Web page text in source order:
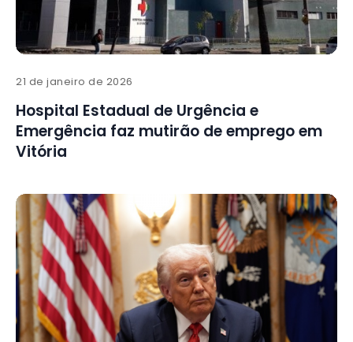
21 de janeiro de 2026
Hospital Estadual de Urgência e
Emergência faz mutirão de emprego em
Vitória